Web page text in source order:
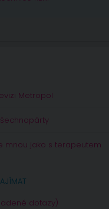
Metropol
mnou jako s terapeutem
dotazy)